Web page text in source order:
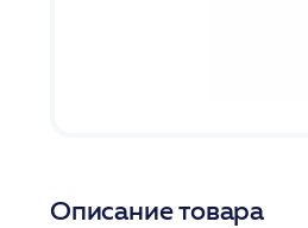
Описание товара